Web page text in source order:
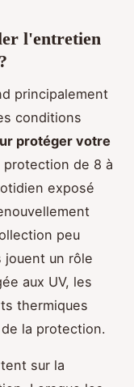
l'entretien
principalement
conditions
protéger votre
de 8 à
exposé
peu
jouent un rôle
aux UV, les
thermiques
la protection.
sur la